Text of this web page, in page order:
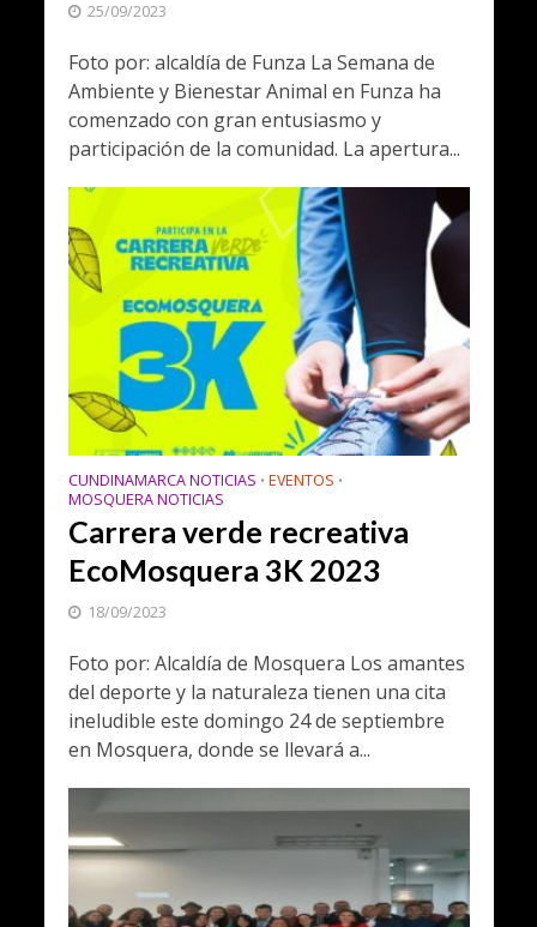
25/09/2023
Foto por: alcaldía de Funza La Semana de
Ambiente y Bienestar Animal en Funza ha
comenzado con gran entusiasmo y
participación de la comunidad. La apertura...
CUNDINAMARCA NOTICIAS • EVENTOS •
MOSQUERA NOTICIAS
Carrera verde recreativa
EcoMosquera 3K 2023
18/09/2023
Foto por: Alcaldía de Mosquera Los amantes
del deporte y la naturaleza tienen una cita
ineludible este domingo 24 de septiembre
en Mosquera, donde se llevará a...